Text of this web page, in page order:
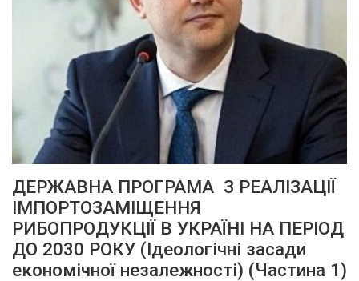
ДЕРЖАВНА ПРОГРАМА З РЕАЛІЗАЦІЇ
ІМПОРТОЗАМІЩЕННЯ
РИБОПРОДУКЦІЇ В УКРАЇНІ НА ПЕРІОД
ДО 2030 РОКУ (Ідеологічні засади
економічної незалежності) (Частина 1)